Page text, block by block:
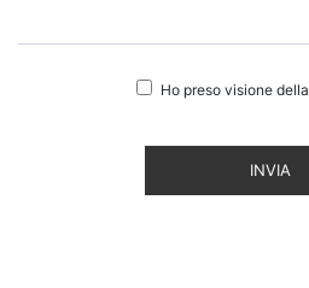
Ho preso visione della
INVIA